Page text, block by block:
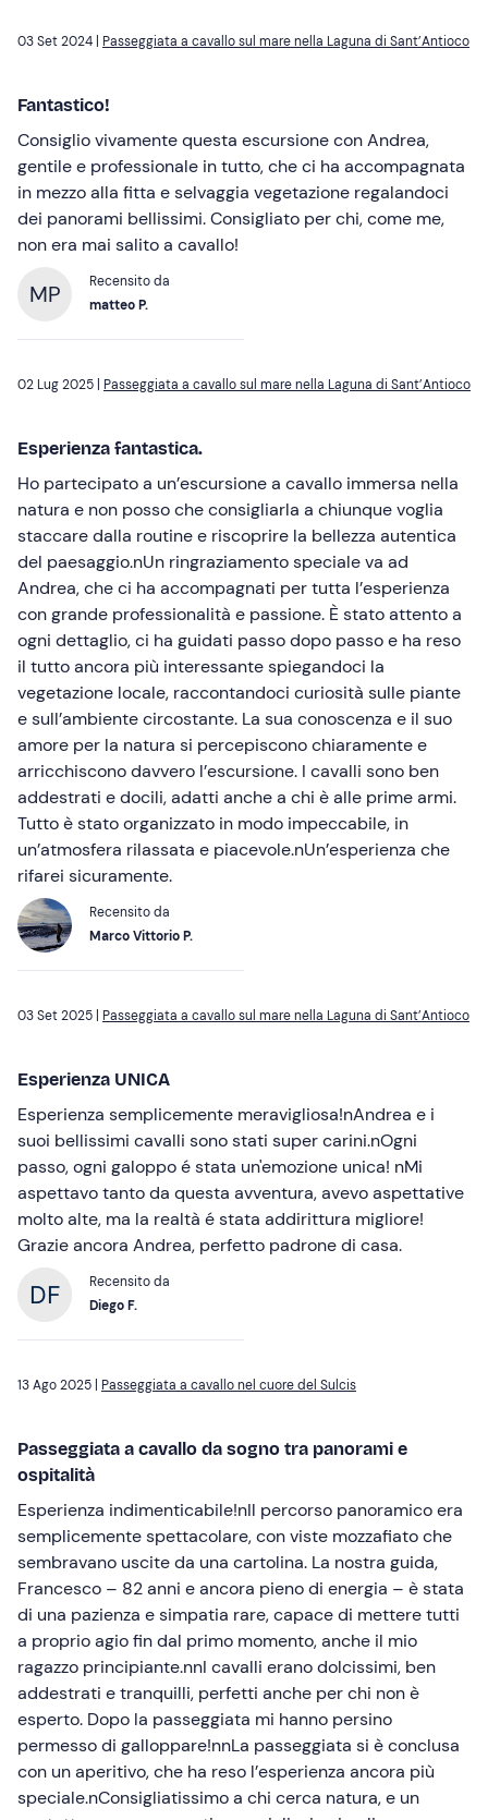
03 Set 2024 | Passeggiata a cavallo sul mare nella Laguna di Sant’Antioco
Fantastico!
Consiglio vivamente questa escursione con Andrea,
gentile e professionale in tutto, che ci ha accompagnata
in mezzo alla fitta e selvaggia vegetazione regalandoci
dei panorami bellissimi. Consigliato per chi, come me,
non era mai salito a cavallo!
MP
Recensito da
matteo P.
02 Lug 2025 | Passeggiata a cavallo sul mare nella Laguna di Sant’Antioco
Esperienza fantastica.
Ho partecipato a un’escursione a cavallo immersa nella
natura e non posso che consigliarla a chiunque voglia
staccare dalla routine e riscoprire la bellezza autentica
del paesaggio.nUn ringraziamento speciale va ad
Andrea, che ci ha accompagnati per tutta l’esperienza
con grande professionalità e passione. È stato attento a
ogni dettaglio, ci ha guidati passo dopo passo e ha reso
il tutto ancora più interessante spiegandoci la
vegetazione locale, raccontandoci curiosità sulle piante
e sull’ambiente circostante. La sua conoscenza e il suo
amore per la natura si percepiscono chiaramente e
arricchiscono davvero l’escursione. I cavalli sono ben
addestrati e docili, adatti anche a chi è alle prime armi.
Tutto è stato organizzato in modo impeccabile, in
un’atmosfera rilassata e piacevole.nUn’esperienza che
rifarei sicuramente.
Recensito da
Marco Vittorio P.
03 Set 2025 | Passeggiata a cavallo sul mare nella Laguna di Sant’Antioco
Esperienza UNICA
Esperienza semplicemente meravigliosa!nAndrea e i
suoi bellissimi cavalli sono stati super carini.nOgni
passo, ogni galoppo é stata un'emozione unica! nMi
aspettavo tanto da questa avventura, avevo aspettative
molto alte, ma la realtà é stata addirittura migliore!
Grazie ancora Andrea, perfetto padrone di casa.
Recensito da
Diego F.
13 Ago 2025 | Passeggiata a cavallo nel cuore del Sulcis
Passeggiata a cavallo da sogno tra panorami e
ospitalità
Esperienza indimenticabile!nIl percorso panoramico era
semplicemente spettacolare, con viste mozzafiato che
sembravano uscite da una cartolina. La nostra guida,
Francesco – 82 anni e ancora pieno di energia – è stata
di una pazienza e simpatia rare, capace di mettere tutti
a proprio agio fin dal primo momento, anche il mio
ragazzo principiante.nnI cavalli erano dolcissimi, ben
addestrati e tranquilli, perfetti anche per chi non è
esperto. Dopo la passeggiata mi hanno persino
permesso di galloppare!nnLa passeggiata si è conclusa
con un aperitivo, che ha reso l’esperienza ancora più
speciale.nConsigliatissimo a chi cerca natura, e un